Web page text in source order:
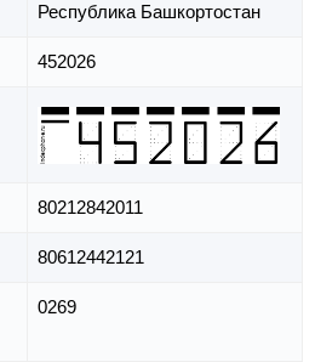
Республика Башкортостан
452026
80212842011
80612442121
0269